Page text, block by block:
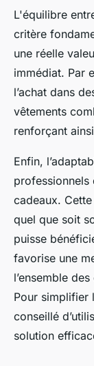
L'équilibre
critère
une réelle
immédiat. Par
l’achat dans
vêtements
renforçant
Enfin,
professionnels
cadeaux.
quel que soit
puisse
favorise une
l’ensemble
Pour simplifier
conseillé
solution